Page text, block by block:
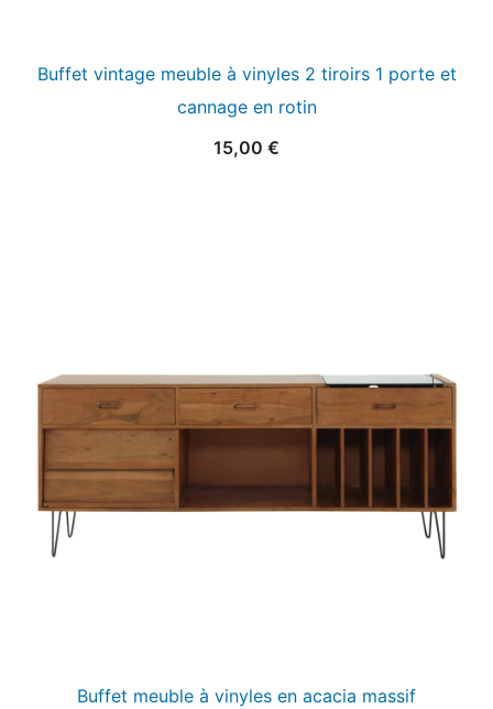
Buffet vintage meuble à vinyles 2 tiroirs 1 porte et
cannage en rotin
15,00 €
Buffet meuble à vinyles en acacia massif